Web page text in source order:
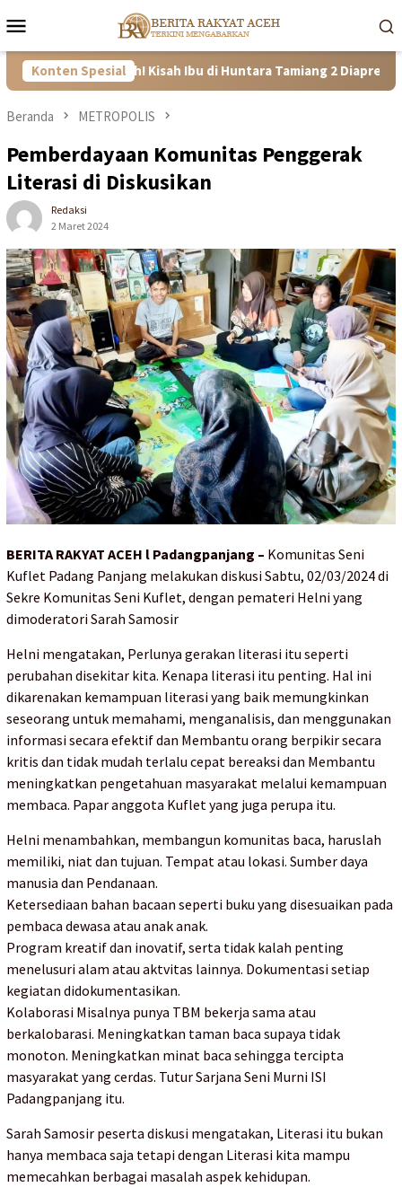
ke
Mobile
Konten Spesial
Tangguh! Kisah Ibu di Huntara Tamiang 2 Diapresiasi Satgas
Beranda METROPOLIS
Pemberdayaan Komunitas Penggerak
Literasi di Diskusikan
Redaksi
2 Maret 2024
BERITA RAKYAT ACEH l Padangpanjang – Komunitas Seni
Kuflet Padang Panjang melakukan diskusi Sabtu, 02/03/2024 di
Sekre Komunitas Seni Kuflet, dengan pemateri Helni yang
dimoderatori Sarah Samosir
Helni mengatakan, Perlunya gerakan literasi itu seperti
perubahan disekitar kita. Kenapa literasi itu penting. Hal ini
dikarenakan kemampuan literasi yang baik memungkinkan
seseorang untuk memahami, menganalisis, dan menggunakan
informasi secara efektif dan Membantu orang berpikir secara
kritis dan tidak mudah terlalu cepat bereaksi dan Membantu
meningkatkan pengetahuan masyarakat melalui kemampuan
membaca. Papar anggota Kuflet yang juga perupa itu.
Helni menambahkan, membangun komunitas baca, haruslah
memiliki, niat dan tujuan. Tempat atau lokasi. Sumber daya
manusia dan Pendanaan.
Ketersediaan bahan bacaan seperti buku yang disesuaikan pada
pembaca dewasa atau anak anak.
Program kreatif dan inovatif, serta tidak kalah penting
menelusuri alam atau aktvitas lainnya. Dokumentasi setiap
kegiatan didokumentasikan.
Kolaborasi Misalnya punya TBM bekerja sama atau
berkalobarasi. Meningkatkan taman baca supaya tidak
monoton. Meningkatkan minat baca sehingga tercipta
masyarakat yang cerdas. Tutur Sarjana Seni Murni ISI
Padangpanjang itu.
Sarah Samosir peserta diskusi mengatakan, Literasi itu bukan
hanya membaca saja tetapi dengan Literasi kita mampu
memecahkan berbagai masalah aspek kehidupan.